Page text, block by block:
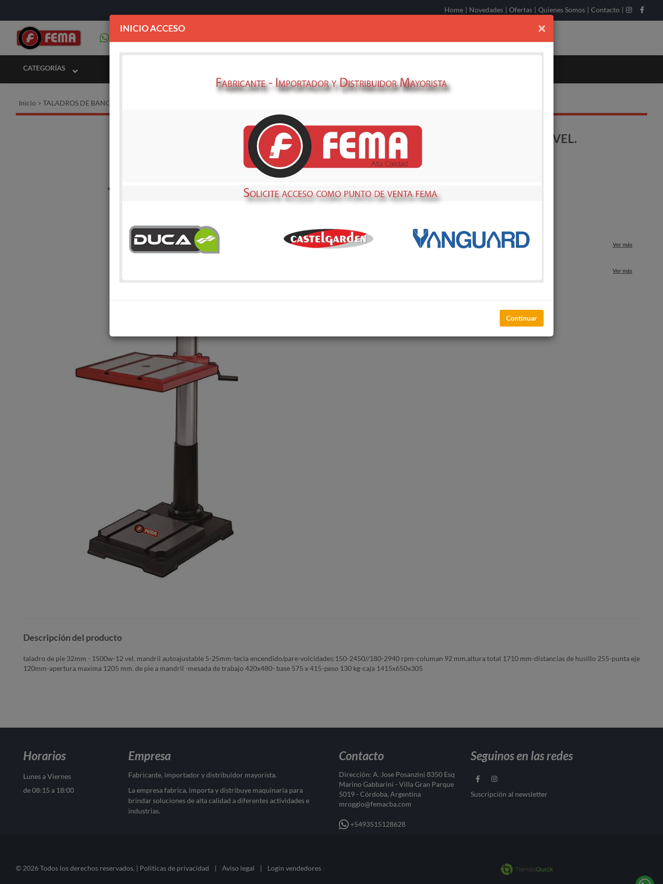
Home | Novedades | Ofertas | Quienes Somos | Contacto |
CATEGORÍAS
Inicio > TALADROS DE BANCO
TALADRO DE PIE 32MM - 1500W-12 VEL.
Transporte Habitual
Transporte habitual Ver más
Ver más
Compartí en:
Descripción del producto
taladro de pie 32mm - 1500w-12 vel. mandril autoajustable 5-25mm-tecla encendido/pare-volcidades:150-2450//180-2940 rpm-columan 92 mm.altura total 1710 mm-distancias de husillo 255-punta eje
120mm-apertura maxima 1205 mm. de pie a mandril -mesada de trabajo 420x480- base 575 x 415-peso 130 kg-caja 1415x650x305
Horarios
Lunes a Viernes
de 08:15 a 18:00
Empresa
Fabricante, importador y distribuidor mayorista.
La empresa fabrica, importa y distribuye maquinaria para
brindar soluciones de alta calidad a diferentes actividades e
industrias.
Contacto
Dirección: A. Jose Posanzini 8350 Esq
Marino Gabbarini - Villa Gran Parque
5019 - Córdoba, Argentina
mroggio@femacba.com
+5493515128628
Seguinos en las redes
Suscripción al newsletter
© 2026 Todos los derechos reservados. | Politicas de privacidad | Aviso legal | Login vendedores
×
INICIO ACCESO
Continuar